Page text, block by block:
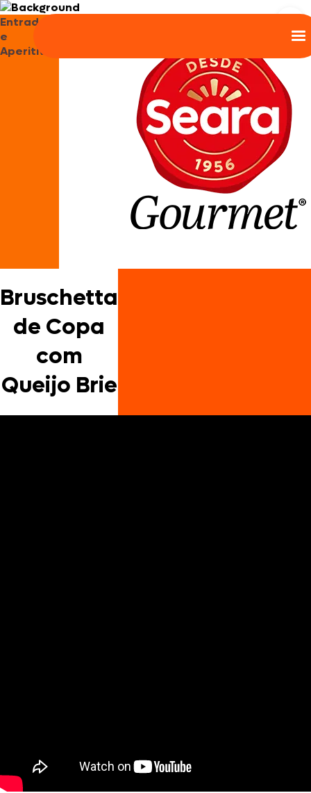
Entradas
e
Aperitivos
Bruschetta
de Copa
com
Queijo Brie